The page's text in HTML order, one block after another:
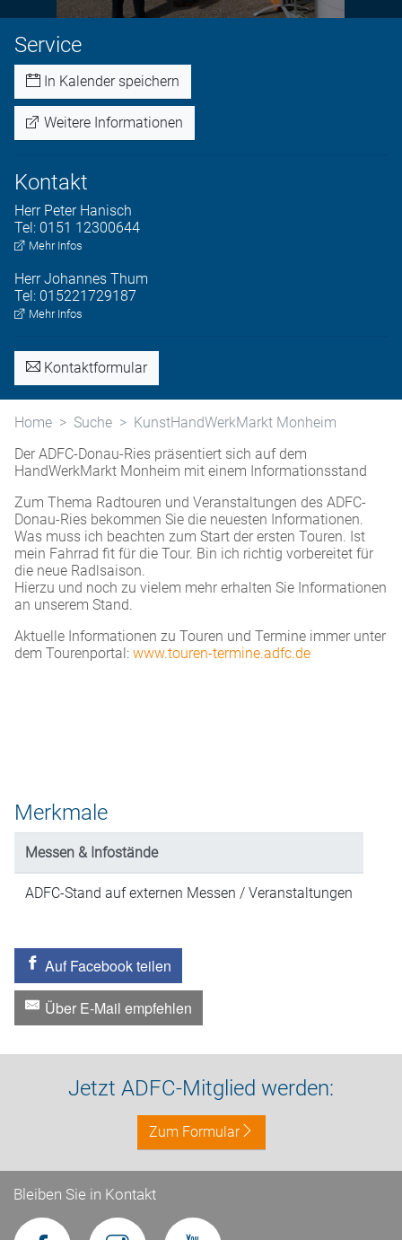
Service
In Kalender speichern
Weitere Informationen
Kontakt
Herr Peter Hanisch
Tel: 0151 12300644
Mehr Infos
Herr Johannes Thum
Tel: 015221729187
Mehr Infos
Kontaktformular
Home Suche
KunstHandWerkMarkt Monheim
Der ADFC-Donau-Ries präsentiert sich auf dem
HandWerkMarkt Monheim mit einem Informationsstand
Zum Thema Radtouren und Veranstaltungen des ADFC-
Donau-Ries bekommen Sie die neuesten Informationen.
Was muss ich beachten zum Start der ersten Touren. Ist
mein Fahrrad fit für die Tour. Bin ich richtig vorbereitet für
die neue Radlsaison.
Hierzu und noch zu vielem mehr erhalten Sie Informationen
an unserem Stand.
Aktuelle Informationen zu Touren und Termine immer unter
dem Tourenportal: www.touren-termine.adfc.de
Merkmale
Messen & Infostände
ADFC-Stand auf externen Messen / Veranstaltungen
Auf Facebook teilen
Über E-Mail empfehlen
Jetzt ADFC-Mitglied werden:
Zum Formular
Bleiben Sie in Kontakt